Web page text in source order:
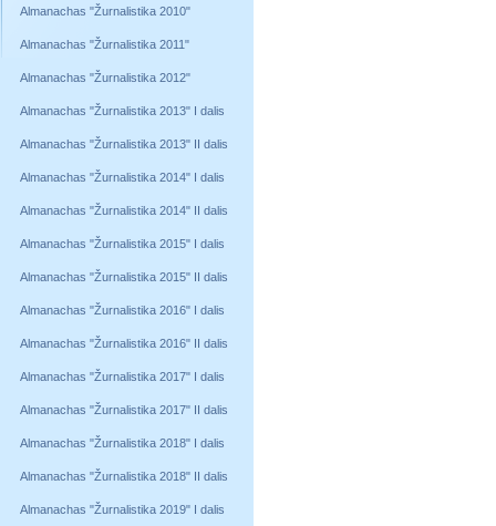
Almanachas "Žurnalistika 2010"
Almanachas "Žurnalistika 2011"
Almanachas "Žurnalistika 2012"
Almanachas "Žurnalistika 2013" I dalis
Almanachas "Žurnalistika 2013" II dalis
Almanachas "Žurnalistika 2014" I dalis
Almanachas "Žurnalistika 2014" II dalis
Almanachas "Žurnalistika 2015" I dalis
Almanachas "Žurnalistika 2015" II dalis
Almanachas "Žurnalistika 2016" I dalis
Almanachas "Žurnalistika 2016" II dalis
Almanachas "Žurnalistika 2017" I dalis
Almanachas "Žurnalistika 2017" II dalis
Almanachas "Žurnalistika 2018" I dalis
Almanachas "Žurnalistika 2018" II dalis
Almanachas "Žurnalistika 2019" I dalis